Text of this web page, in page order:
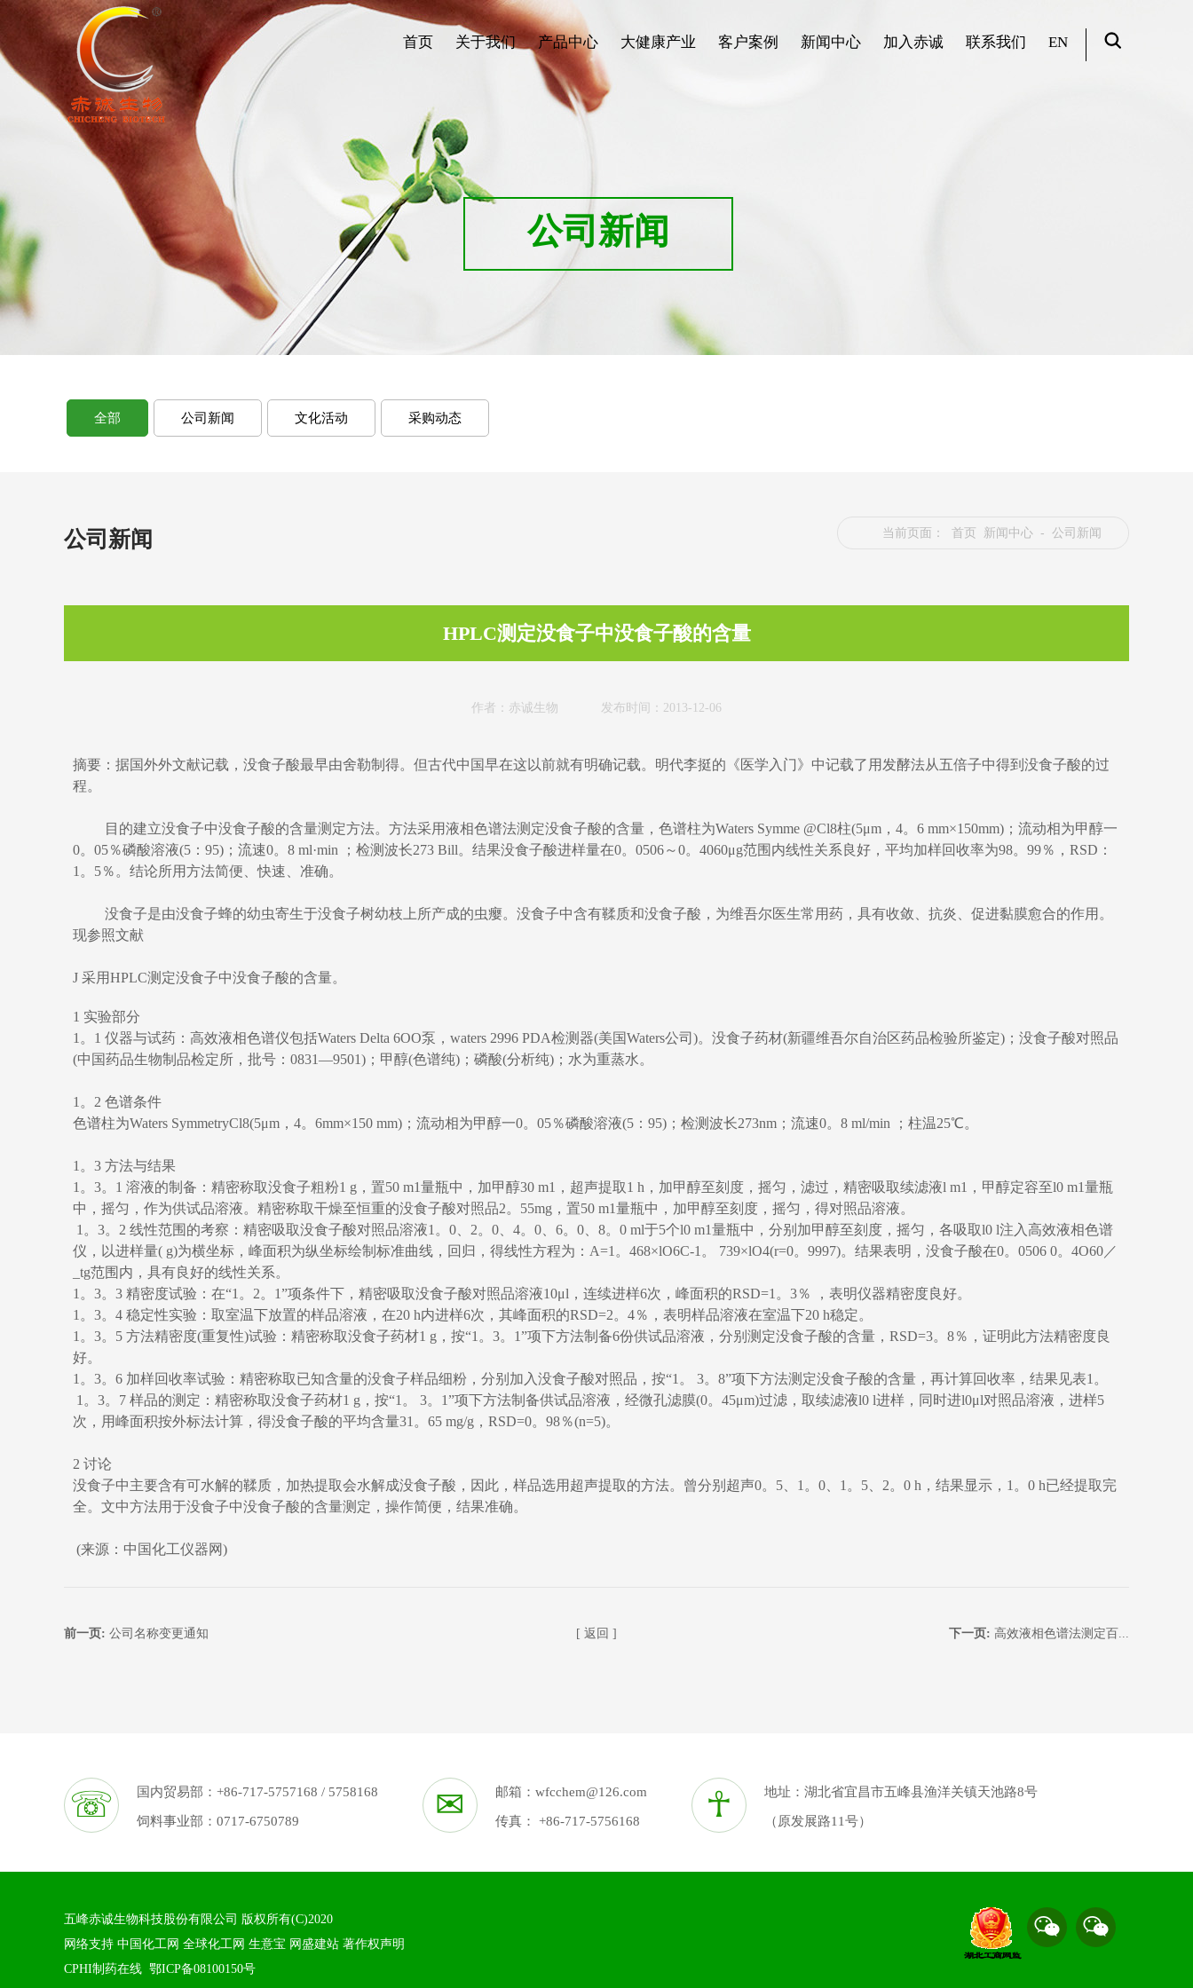
首页 关于我们 产品中心 大健康产业 客户案例 新闻中心 加入赤诚 联系我们 EN
公司新闻
全部 公司新闻 文化活动 采购动态
当前页面： 首页 新闻中心 - 公司新闻
公司新闻
HPLC测定没食子中没食子酸的含量
作者：赤诚生物 发布时间：2013-12-06
摘要：据国外外文献记载，没食子酸最早由舍勒制得。但古代中国早在这以前就有明确记载。明代李挺的《医学入门》中记载了用发酵法从五倍子中得到没食子酸的过
程。
目的建立没食子中没食子酸的含量测定方法。方法采用液相色谱法测定没食子酸的含量，色谱柱为Waters Symme @Cl8柱(5μm，4。6 mm×150mm)；流动相为甲醇一
0。05％磷酸溶液(5：95)；流速0。8 ml·min ；检测波长273 Bill。结果没食子酸进样量在0。0506～0。4060μg范围内线性关系良好，平均加样回收率为98。99％，RSD：
1。5％。结论所用方法简便、快速、准确。
​ 没食子是由没食子蜂的幼虫寄生于没食子树幼枝上所产成的虫瘿。没食子中含有鞣质和没食子酸，为维吾尔医生常用药，具有收敛、抗炎、促进黏膜愈合的作用。
现参照文献
J 采用HPLC测定没食子中没食子酸的含量。
1 实验部分
1。1 仪器与试药：高效液相色谱仪包括Waters Delta 6OO泵，waters 2996 PDA检测器(美国Waters公司)。没食子药材(新疆维吾尔自治区药品检验所鉴定)；没食子酸对照品
(中国药品生物制品检定所，批号：0831—9501)；甲醇(色谱纯)；磷酸(分析纯)；水为重蒸水。
1。2 色谱条件
色谱柱为Waters SymmetryCl8(5μm，4。6mm×150 mm)；流动相为甲醇一0。05％磷酸溶液(5：95)；检测波长273nm；流速0。8 ml/min ；柱温25℃。
1。3 方法与结果
1。3。1 溶液的制备：精密称取没食子粗粉1 g，置50 m1量瓶中，加甲醇30 m1，超声提取1 h，加甲醇至刻度，摇匀，滤过，精密吸取续滤液l m1，甲醇定容至l0 m1量瓶
中，摇匀，作为供试品溶液。精密称取干燥至恒重的没食子酸对照品2。55mg，置50 m1量瓶中，加甲醇至刻度，摇匀，得对照品溶液。
1。3。2 线性范围的考察：精密吸取没食子酸对照品溶液1。0、2。0、4。0、6。0、8。0 ml于5个l0 m1量瓶中，分别加甲醇至刻度，摇匀，各吸取l0 l注入高效液相色谱
仪，以进样量( g)为横坐标，峰面积为纵坐标绘制标准曲线，回归，得线性方程为：A=1。468×lO6C-1。 739×lO4(r=0。9997)。结果表明，没食子酸在0。0506 0。4O60／
_tg范围内，具有良好的线性关系。
1。3。3 精密度试验：在“1。2。1”项条件下，精密吸取没食子酸对照品溶液10μl，连续进样6次，峰面积的RSD=1。3％ ，表明仪器精密度良好。
1。3。4 稳定性实验：取室温下放置的样品溶液，在20 h内进样6次，其峰面积的RSD=2。4％，表明样品溶液在室温下20 h稳定。
1。3。5 方法精密度(重复性)试验：精密称取没食子药材1 g，按“1。3。1”项下方法制备6份供试品溶液，分别测定没食子酸的含量，RSD=3。8％，证明此方法精密度良
好。
1。3。6 加样回收率试验：精密称取已知含量的没食子样品细粉，分别加入没食子酸对照品，按“1。 3。8”项下方法测定没食子酸的含量，再计算回收率，结果见表1。
1。3。7 样品的测定：精密称取没食子药材1 g，按“1。 3。1”项下方法制备供试品溶液，经微孔滤膜(0。45μm)过滤，取续滤液l0 l进样，同时进l0μl对照品溶液，进样5
次，用峰面积按外标法计算，得没食子酸的平均含量31。65 mg/g，RSD=0。98％(n=5)。
2 讨论
没食子中主要含有可水解的鞣质，加热提取会水解成没食子酸，因此，样品选用超声提取的方法。曾分别超声0。5、1。0、1。5、2。0 h，结果显示，1。0 h已经提取完
全。文中方法用于没食子中没食子酸的含量测定，操作简便，结果准确。
(来源：中国化工仪器网)
前一页: 公司名称变更通知 [ 返回 ] 下一页: 高效液相色谱法测定百...
☏ 国内贸易部：+86-717-5757168 / 5758168
饲料事业部：0717-6750789 ✉ 邮箱： wfcchem@126.com
传真： +86-717-5756168 ☥ 地址：湖北省宜昌市五峰县渔洋关镇天池路8号
（原发展路11号）
五峰赤诚生物科技股份有限公司 版权所有(C)2020
网络支持 中国化工网 全球化工网 生意宝 网盛建站 著作权声明
CPHI制药在线 鄂ICP备08100150号